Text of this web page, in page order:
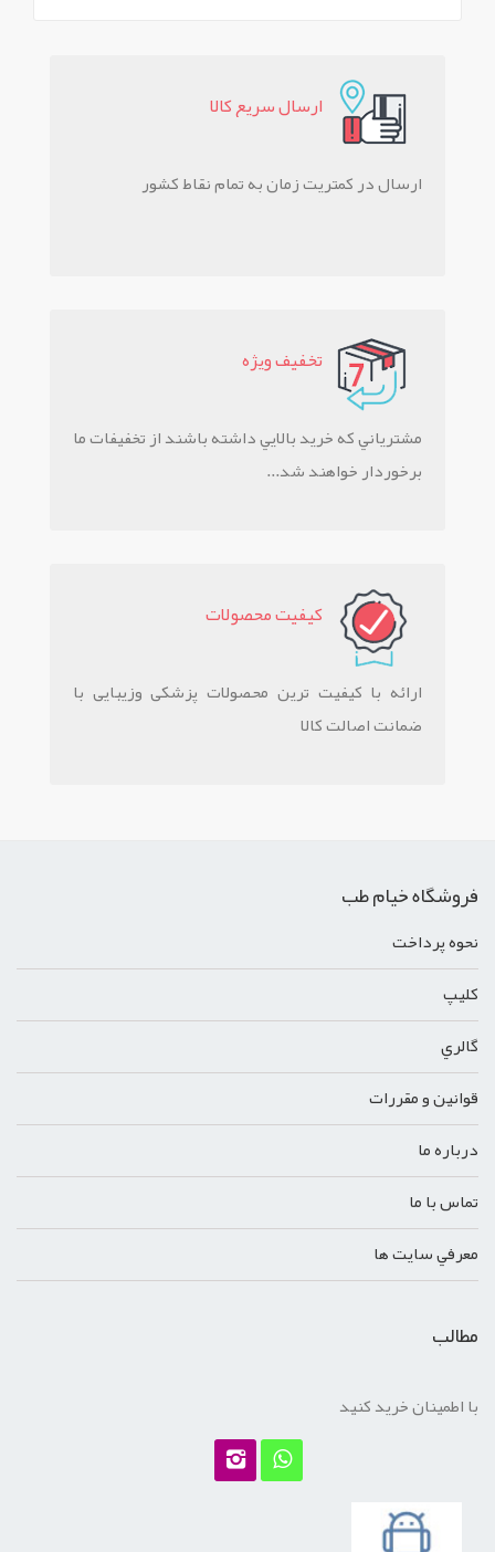
ارسال سريع کالا
ارسال در کمتریت زمان به تمام نقاط کشور
تخفيف ويژه
مشترياني که خريد بالايي داشته باشند از تخفيفات ما
برخوردار خواهند شد...
کيفيت محصولات
ارائه با کیفیت ترین محصولات پزشکی وزیبایی با
ضمانت اصالت کالا
فروشگاه خیام طب
نحوه پرداخت
کليپ
گالري
قوانين و مقررات
درباره ما
تماس با ما
معرفي سايت ها
مطالب
با اطمینان خرید کنید